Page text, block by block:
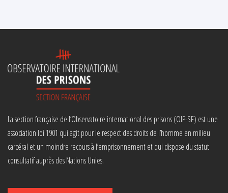
La section française de l’Observatoire international des prisons (OIP-SF) est une
association loi 1901 qui agit pour le respect des droits de l’homme en milieu
carcéral et un moindre recours à l’emprisonnement et qui dispose du statut
consultatif auprès des Nations Unies.